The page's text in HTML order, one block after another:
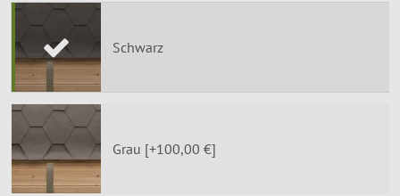
Schwarz
Grau [+100,00 €]